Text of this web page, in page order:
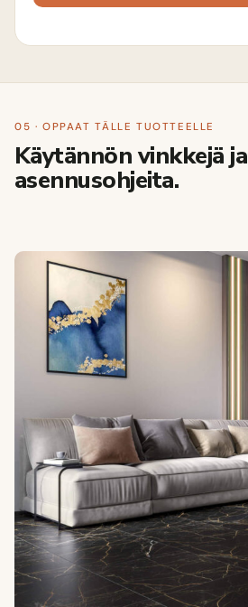
05 · OPPAAT TÄLLE TUOTTEELLE
Käytännön vinkkejä ja
asennusohjeita.